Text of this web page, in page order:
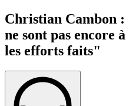
Christian Cambon :
ne sont pas encore
les efforts faits"